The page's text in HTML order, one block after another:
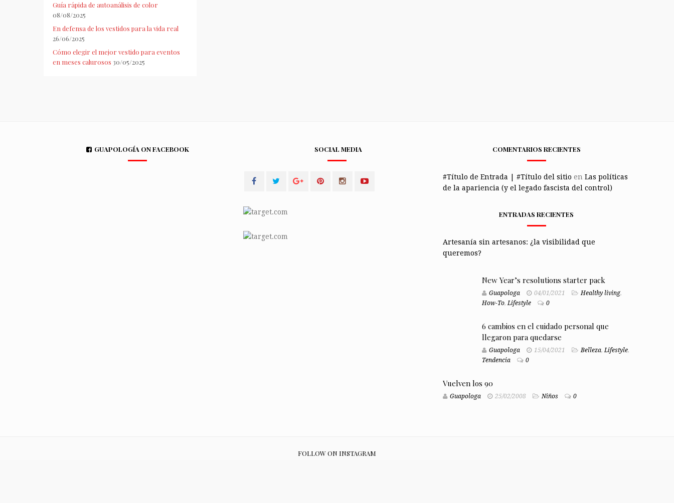
Guía rápida de autoanálisis de color
08/08/2025
En defensa de los vestidos para la vida real
26/06/2025
Cómo elegir el mejor vestido para eventos
en meses calurosos 30/05/2025
GUAPOLOGÍA ON FACEBOOK SOCIAL MEDIA COMENTARIOS RECIENTES
#Título de Entrada | #Título del sitio en Las políticas
de la apariencia (y el legado fascista del control)
ENTRADAS RECIENTES
Artesanía sin artesanos: ¿la visibilidad que
queremos?
New Year’s resolutions starter pack
Guapologa 04/01/2021 Healthy living,
How-To,Lifestyle 0
6 cambios en el cuidado personal que
llegaron para quedarse
Guapologa 15/04/2021 Belleza,Lifestyle,
Tendencia
0
Vuelven los 90
Guapologa 25/02/2008 Niños 0
FOLLOW ON INSTAGRAM